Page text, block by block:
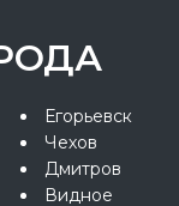
Егорьевск
Чехов
Дмитров
Видное